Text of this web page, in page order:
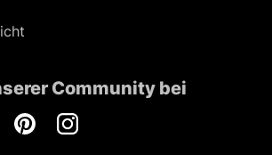
Community bei
PinterestInstagram